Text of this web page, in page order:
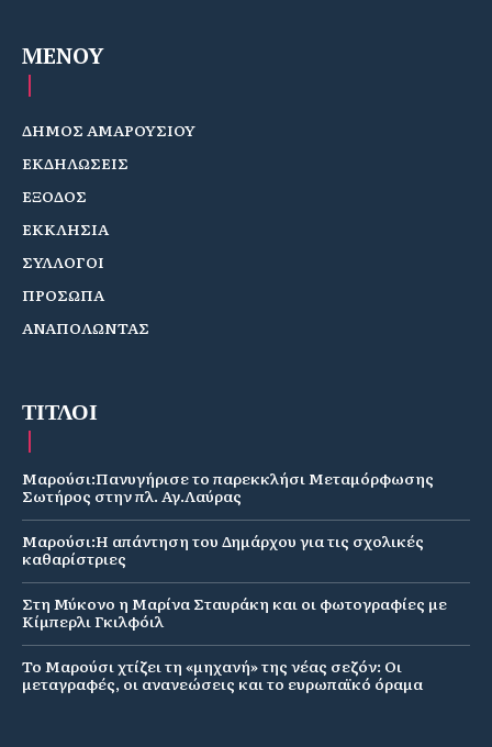
MENOY
ΔΗΜΟΣ ΑΜΑΡΟΥΣΙΟΥ
ΕΚΔΗΛΩΣΕΙΣ
ΕΞΟΔΟΣ
ΕΚΚΛΗΣΙΑ
ΣΥΛΛΟΓΟΙ
ΠΡΟΣΩΠΑ
ΑΝΑΠΟΛΩΝΤΑΣ
ΤΙΤΛΟΙ
Μαρούσι:Πανυγήρισε το παρεκκλήσι Μεταμόρφωσης
Σωτήρος στην πλ. Αγ.Λαύρας
Μαρούσι:Η απάντηση του Δημάρχου για τις σχολικές
καθαρίστριες
Στη Μύκονο η Μαρίνα Σταυράκη και οι φωτογραφίες με
Κίμπερλι Γκιλφόιλ
Το Μαρούσι χτίζει τη «μηχανή» της νέας σεζόν: Οι
μεταγραφές, οι ανανεώσεις και το ευρωπαϊκό όραμα